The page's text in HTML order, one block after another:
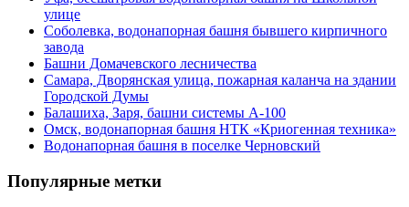
улице
Соболевка, водонапорная башня бывшего кирпичного
завода
Башни Домачевского лесничества
Самара, Дворянская улица, пожарная каланча на здании
Городской Думы
Балашиха, Заря, башни системы А-100
Омск, водонапорная башня НТК «Криогенная техника»
Водонапорная башня в поселке Черновский
Популярные метки